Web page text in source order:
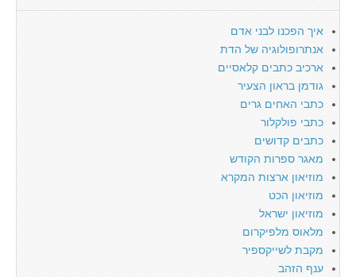
איך הפכנו לבני אדם
אנתרופולוגיה של הדת
ארכיב כתבים קלאסיים
גודמן בראון הצעיר
כתבי האחים גרים
כתבי פולקלור
כתבים קדושים
מאגר ספרות הקודש
מוזיאון ארצות המקרא
מוזיאון הכט
מוזיאון ישראל
מלאוס מלפיקרום
מקבת לשייקספיר
ענף הזהב